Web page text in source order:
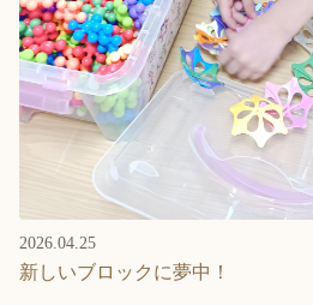
2026.04.25
新しいブロックに夢中！